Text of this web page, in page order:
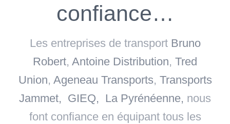
confiance…
Les entreprises de transport Bruno
Robert, Antoine Distribution, Tred
Union, Ageneau Transports, Transports
Jammet, GIEQ, La Pyrénéenne, nous
font confiance en équipant tous les